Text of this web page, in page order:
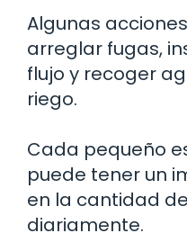
Algunas
arreglar fugas,
flujo y recoger
riego.
Cada pequeño
puede tener un
en la cantidad
diariamente.